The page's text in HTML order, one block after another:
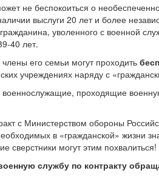
не беспокоиться о
выслуги 20 лет и более
уволенного с военной
40 лет.
его семьи могут проходить
учреждениях наряду с
проходящие
с Министерством обороны
в «гражданской» жизни
сверстники могут этим похвалиться!
службу по контракту